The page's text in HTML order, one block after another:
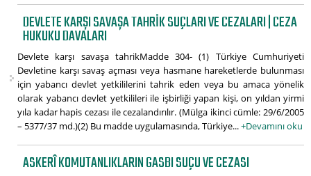
DEVLETE KARŞI SAVAŞA TAHRIK SUÇLARI VE CEZALARI | CEZA
HUKUKU DAVALARI
Devlete karşı savaşa tahrikMadde 304- (1) Türkiye Cumhuriyeti
Devletine karşı savaş açması veya hasmane hareketlerde bulunması
için yabancı devlet yetkililerini tahrik eden veya bu amaca yönelik
olarak yabancı devlet yetkilileri ile işbirliği yapan kişi, on yıldan yirmi
yıla kadar hapis cezası ile cezalandırılır. (Mülga ikinci cümle: 29/6/2005
– 5377/37 md.)(2) Bu madde uygulamasında, Türkiye...+Devamını oku
ASKERÎ KOMUTANLIKLARIN GASBI SUÇU VE CEZASI